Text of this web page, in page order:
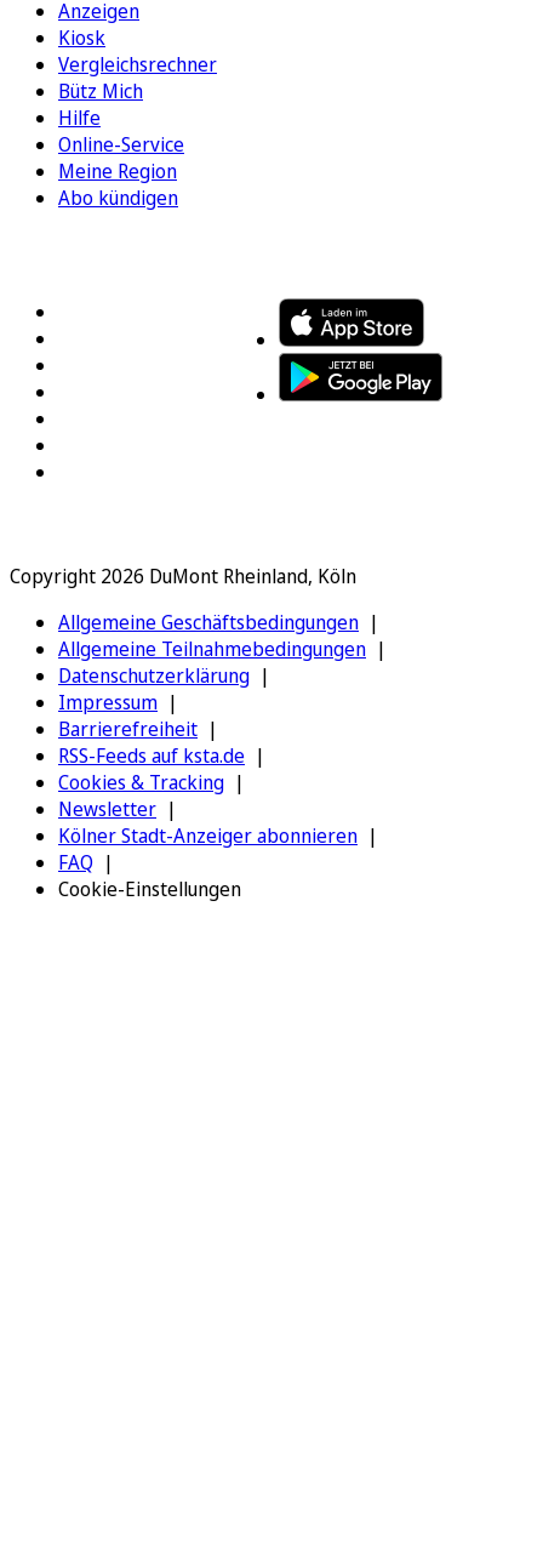
Anzeigen
Kiosk
Vergleichsrechner
Bütz Mich
Hilfe
Online-Service
Meine Region
Abo kündigen
Copyright 2026 DuMont Rheinland, Köln
Allgemeine Geschäftsbedingungen
Allgemeine Teilnahmebedingungen
Datenschutzerklärung
Impressum
Barrierefreiheit
RSS-Feeds auf ksta.de
Cookies & Tracking
Newsletter
Kölner Stadt-Anzeiger abonnieren
FAQ
Cookie-Einstellungen